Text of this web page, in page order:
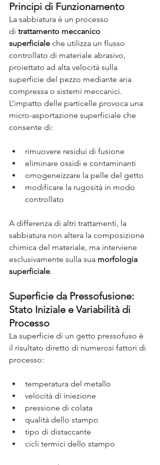
Principi di Funzionamento
La sabbiatura è un processo
di trattamento meccanico
superficiale che utilizza un flusso
controllato di materiale abrasivo,
proiettato ad alta velocità sulla
superficie del pezzo mediante aria
compressa o sistemi meccanici.
L’impatto delle particelle provoca una
micro-asportazione superficiale che
consente di:
rimuovere residui di fusione
eliminare ossidi e contaminanti
omogeneizzare la pelle del getto
modificare la rugosità in modo
controllato
A differenza di altri trattamenti, la
sabbiatura non altera la composizione
chimica del materiale, ma interviene
esclusivamente sulla sua morfologia
superficiale.
Superficie da Pressofusione:
Stato Iniziale e Variabilità di
Processo
La superficie di un getto pressofuso è
il risultato diretto di numerosi fattori di
processo:
temperatura del metallo
velocità di iniezione
pressione di colata
qualità dello stampo
tipo di distaccante
cicli termici dello stampo